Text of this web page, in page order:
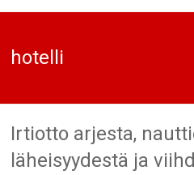
hotelli
Irtiotto arjesta,
läheisyydestä ja